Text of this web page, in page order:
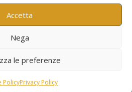
Accetta
Nega
le preferenze
PolicyPrivacy Policy
Animico –
e Giovanna